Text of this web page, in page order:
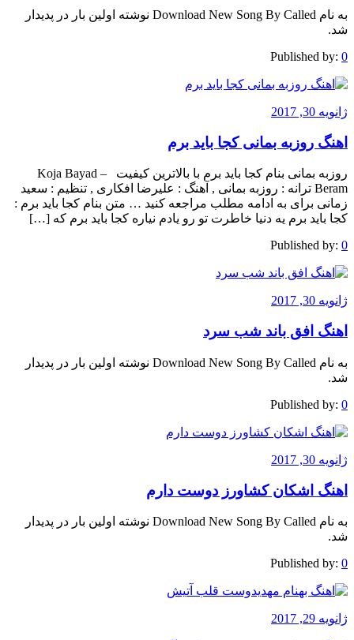
به نام Download New Song By Called نوشته اولین بار در پدیدار
شد.
Published by: 0
ژانویه 30, 2017
اهنگ روزبه بمانی کجا باید برم
روزبه بمانی بنام کجا باید برم با بالاترین کیفیت – Koja Bayad
Beram ترانه : روزبه بمانی , آهنگ : علیرضا افکاری , تنظیم : سعید
زمانی برای به ادامه مطلب مراجعه کنید … متن بنام کجا باید برم :
کجا باید برم یه دنیا خاطرت تو رو یادم نیاره کجا باید برم که […]
Published by: 0
ژانویه 30, 2017
اهنگ افق باند شب سرد
به نام Download New Song By Called نوشته اولین بار در پدیدار
شد.
Published by: 0
ژانویه 30, 2017
اهنگ اشکان کشاورز دوست دارم
به نام Download New Song By Called نوشته اولین بار در پدیدار
شد.
Published by: 0
ژانویه 29, 2017